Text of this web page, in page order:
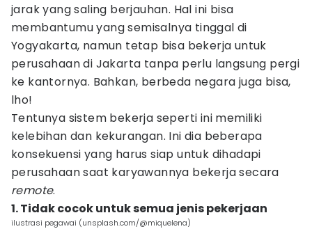
jarak yang saling berjauhan. Hal ini bisa
membantumu yang semisalnya tinggal di
Yogyakarta, namun tetap bisa bekerja untuk
perusahaan di Jakarta tanpa perlu langsung pergi
ke kantornya. Bahkan, berbeda negara juga bisa,
lho!
Tentunya sistem bekerja seperti ini memiliki
kelebihan dan kekurangan. Ini dia beberapa
konsekuensi yang harus siap untuk dihadapi
perusahaan saat karyawannya bekerja secara
remote.
1. Tidak cocok untuk semua jenis pekerjaan
ilustrasi pegawai (unsplash.com/@miquelena)